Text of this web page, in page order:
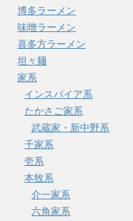
博多ラーメン
味噌ラーメン
喜多方ラーメン
坦々麺
家系
インスパイア系
たかさご家系
武蔵家・新中野系
千家系
壱系
本牧系
介一家系
六角家系